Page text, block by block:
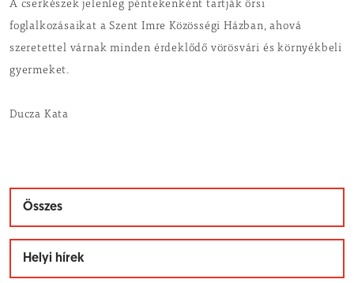
A cserkészek jelenleg péntekenként tartják őrsi
foglalkozásaikat a Szent Imre Közösségi Házban, ahová
szeretettel várnak minden érdeklődő vörösvári és környékbeli
gyermeket.
Ducza Kata
Összes
Helyi hírek